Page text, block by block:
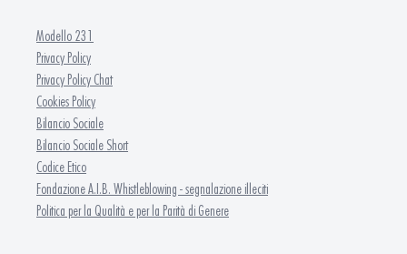
Modello 231
Privacy Policy
Privacy Policy Chat
Cookies Policy
Bilancio Sociale
Bilancio Sociale Short
Codice Etico
Fondazione A.I.B. Whistleblowing - segnalazione illeciti
Politica per la Qualità e per la Parità di Genere